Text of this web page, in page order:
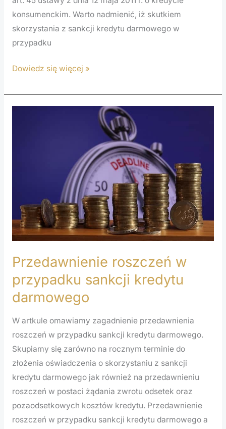
konsumenckim. Warto nadmienić, iż skutkiem
skorzystania z sankcji kredytu darmowego w
przypadku
Dowiedz się więcej »
Przedawnienie roszczeń w
przypadku sankcji kredytu
darmowego
W artkule omawiamy zagadnienie przedawnienia
roszczeń w przypadku sankcji kredytu darmowego.
Skupiamy się zarówno na rocznym terminie do
złożenia oświadczenia o skorzystaniu z sankcji
kredytu darmowego jak również na przedawnieniu
roszczeń w postaci żądania zwrotu odsetek oraz
pozaodsetkowych kosztów kredytu. Przedawnienie
roszczeń w przypadku sankcji kredytu darmowego a
darmowego